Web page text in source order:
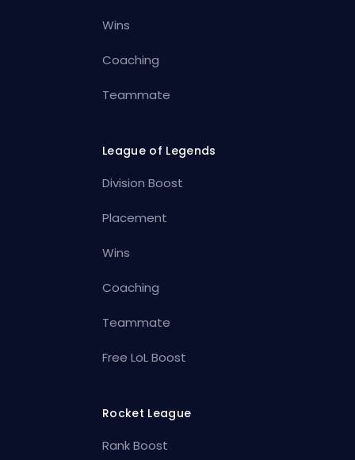
Wins
Coaching
Teammate
League of Legends
Division Boost
Placement
Wins
Coaching
Teammate
Free LoL Boost
Rocket League
Rank Boost